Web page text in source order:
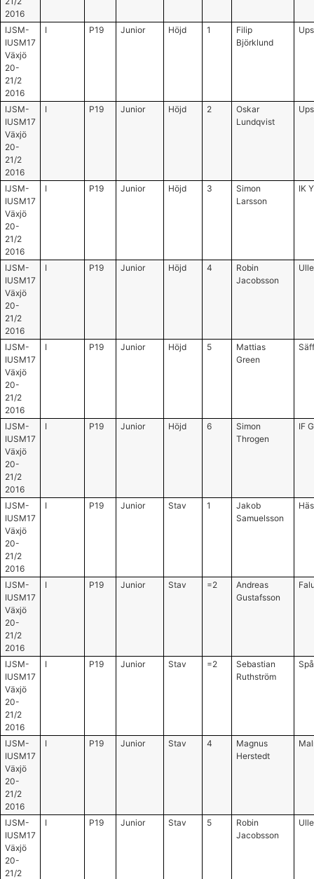
2016
IJSM-
IUSM17
Växjö
20-
21/2
2016
I P19 Junior Höjd 1
Filip
Björklund
IJSM-
IUSM17
Växjö
20-
21/2
2016
I P19 Junior Höjd 2
Oskar
Lundqvist
IJSM-
IUSM17
Växjö
20-
21/2
2016
I P19 Junior Höjd 3
Simon
Larsson
IK
IJSM-
IUSM17
Växjö
20-
21/2
2016
I P19 Junior Höjd 4
Robin
Jacobsson
IJSM-
IUSM17
Växjö
20-
21/2
2016
I P19 Junior Höjd 5
Mattias
Green
IJSM-
IUSM17
Växjö
20-
21/2
2016
I P19 Junior Höjd 6
Simon
Throgen
IF
IJSM-
IUSM17
Växjö
20-
21/2
2016
I P19 Junior Stav 1
Jakob
Samuelsson
IJSM-
IUSM17
Växjö
20-
21/2
2016
I P19 Junior Stav =2
Andreas
Gustafsson
IJSM-
IUSM17
Växjö
20-
21/2
2016
I P19 Junior Stav =2
Sebastian
Ruthström
IJSM-
IUSM17
Växjö
20-
21/2
2016
I P19 Junior Stav 4
Magnus
Herstedt
IJSM-
IUSM17
Växjö
20-
21/2
I P19 Junior Stav 5
Robin
Jacobsson